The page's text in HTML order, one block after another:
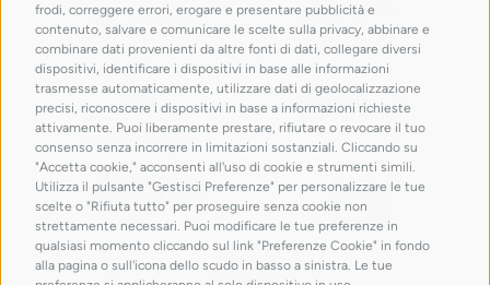
frodi, correggere errori, erogare e presentare pubblicità e
contenuto, salvare e comunicare le scelte sulla privacy, abbinare e
combinare dati provenienti da altre fonti di dati, collegare diversi
dispositivi, identificare i dispositivi in base alle informazioni
trasmesse automaticamente, utilizzare dati di geolocalizzazione
precisi, riconoscere i dispositivi in base a informazioni richieste
attivamente. Puoi liberamente prestare, rifiutare o revocare il tuo
consenso senza incorrere in limitazioni sostanziali. Cliccando su
"Accetta cookie," acconsenti all'uso di cookie e strumenti simili.
Utilizza il pulsante "Gestisci Preferenze" per personalizzare le tue
scelte o "Rifiuta tutto" per proseguire senza cookie non
strettamente necessari. Puoi modificare le tue preferenze in
qualsiasi momento cliccando sul link "Preferenze Cookie" in fondo
alla pagina o sull'icona dello scudo in basso a sinistra. Le tue